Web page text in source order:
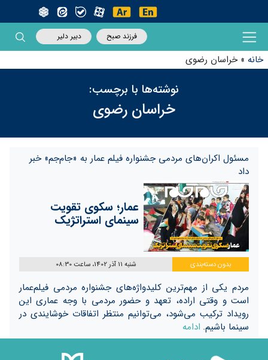
فرزند صبح دبیر دلیر
خانه »خراسان رضوی
نوشته‌ها با برچسب:
خراسان رضوی
مسئول اکران‌های مردمی جشنواره فیلم عمار به «جام‌جم» خبر
داد
عمار؛ سکوی تقویت
سینمای استراتژیک
بدون دسته‌بندی شنبه 11 آذر 1402، ساعت 08:30
مردم یکی از مهم‌ترین کلیدواژه‌های جشنواره مردمی فیلم‌عمار
است و وقتی اراده، تعهد و حضور مردمی با وجه عماری این
رویداد ترکیب می‌شود، می‌توانیم منتظر اتفاقات خوشایندی در
سینما باشیم. ادامه